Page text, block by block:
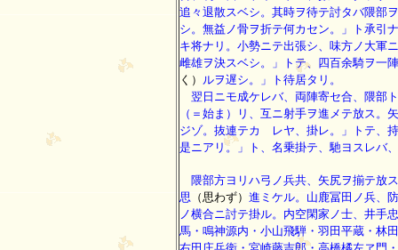
追々退散スベシ。其時ヲ待テ討タバ隈部
シ。無益ノ骨ヲ折テ何カセン。」ト承引
キ将ナリ。小勢ニテ出張シ、味方ノ大軍
雌雄ヲ決スベシ。」トテ、四百余騎ヲ一
く）
ルヲ遅シ。」ト待居タリ。
翌日ニモ成ケレバ、両陣寄セ合、隈部
（＝始ま）リ、互ニ射手ヲ進メテ放ス
ジゾ。抜連テカゝレヤ、掛レ。」トテ、
是ニアリ。」ト、名乗掛テ、馳ヨスレバ
隈部方ヨリハ弓ノ兵共、矢尻ヲ揃テ放
思 （思わず） 進ミケル。山鹿冨田ノ兵、
ノ横合ニ討テ掛ル。内空閑家ノ士、井手
馬・鳴神源内・小山飛騨・羽田平蔵・林
右田庄兵衛・宮崎藤吉郎・高橋橘左ヱ門